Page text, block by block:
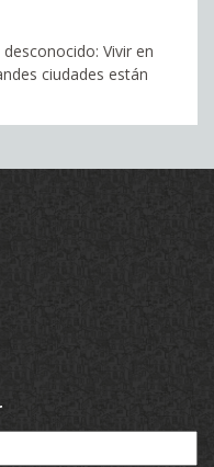
Vivir en
ciudades están